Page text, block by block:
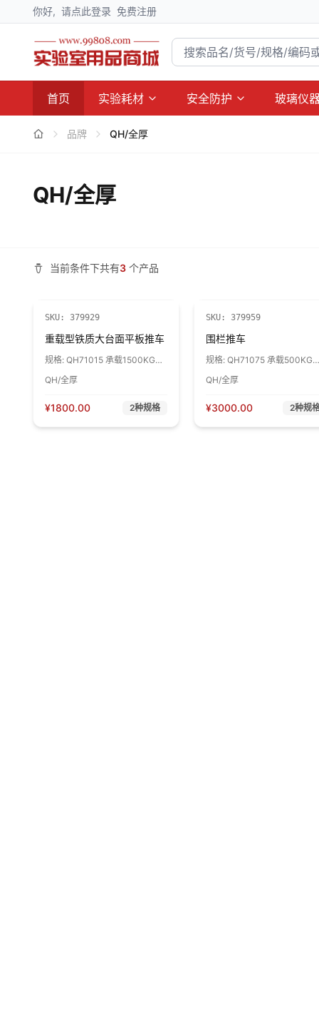
你好, 请点此登录 免费注册
首页 实验耗材 安全防护 玻璃仪
品牌 QH/全厚
QH/全厚
当前条件下共有3 个产品
SKU: 379929
重载型铁质大台面平板推车
规格: QH71015 承载1500KG
QH/全厚
¥1800.00 2种规格
SKU: 379959
围栏推车
规格: QH71075 承载500KG
QH/全厚
¥3000.00 2种规